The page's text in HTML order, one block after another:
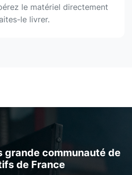
le matériel directement
le livrer.
grande communauté de
de France